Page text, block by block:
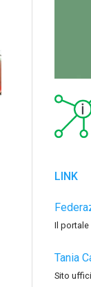
LINK
Il portale
Tania
Sito